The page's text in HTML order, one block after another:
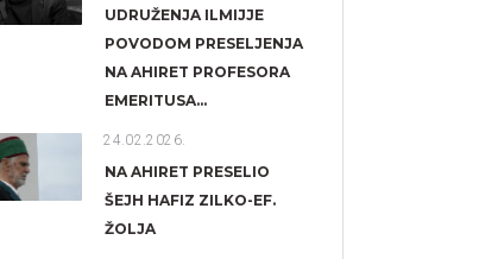
UDRUŽENJA ILMIJJE
POVODOM PRESELJENJA
NA AHIRET PROFESORA
EMERITUSA...
24.02.2026.
NA AHIRET PRESELIO
ŠEJH HAFIZ ZILKO-EF.
ŽOLJA